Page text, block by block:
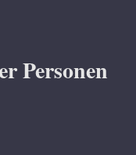
Personen